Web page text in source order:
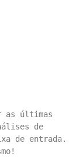
as últimas
de
de entrada.